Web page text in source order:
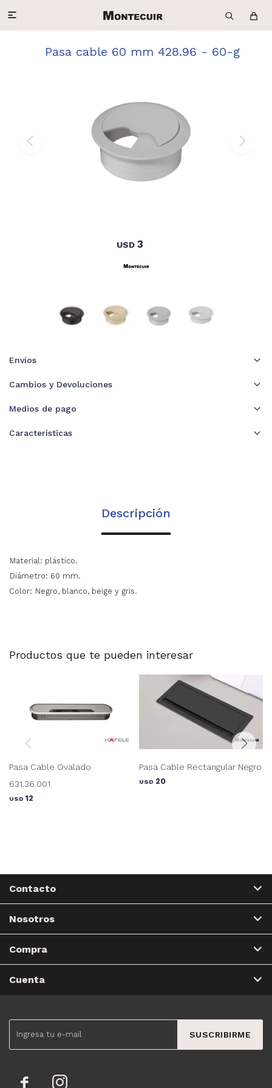

Pasa cable 60 mm 428.96 - 60-g
USD 3
Envíos
Cambios y Devoluciones
Medios de pago
Características
Descripción
Material: plástico.
Diámetro: 60 mm.
Color: Negro, blanco, beige y gris.
Productos que te pueden interesar
Pasa Cable Ovalado
631.36.001
USD 12
Pasa Cable Rectangular Negro
USD 20
SUSCRIBIRME
 
Contacto
Nosotros
Compra
Cuenta